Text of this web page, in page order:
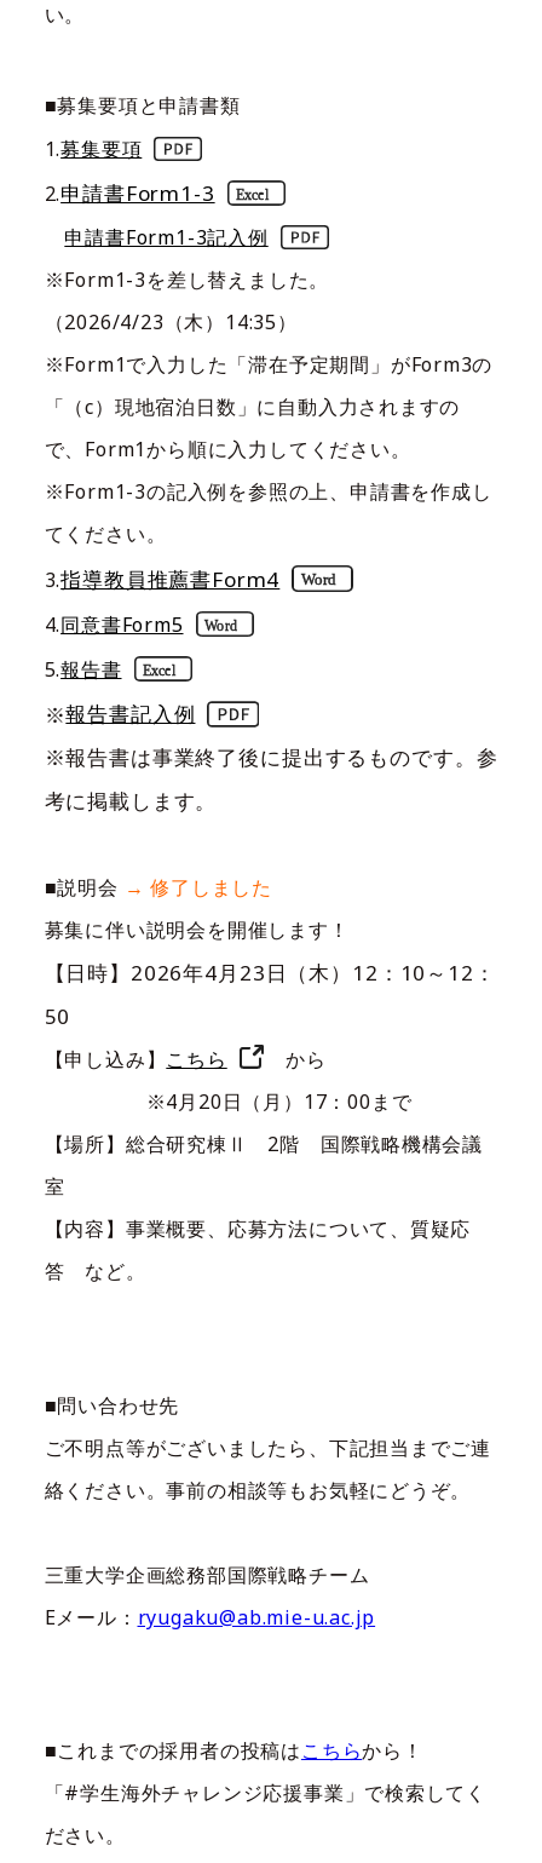
い。
■募集要項と申請書類
1.募集要項
2.申請書Form1-3
申請書Form1-3記入例
※Form1-3を差し替えました。
（2026/4/23（木）14:35）
※Form1で入力した「滞在予定期間」がForm3の
「（c）現地宿泊日数」に自動入力されますの
で、Form1から順に入力してください。
※Form1-3の記入例を参照の上、申請書を作成し
てください。
3.指導教員推薦書Form4
4.同意書Form5
5.報告書
※報告書記入例
※報告書は事業終了後に提出するものです。参
考に掲載します。
■説明会 → 修了しました
募集に伴い説明会を開催します！
【日時】2026年4月23日（木）12：10～12：
50
【申し込み】 こちら
から
※4月20日（月）17：00まで
【場所】総合研究棟Ⅱ 2階 国際戦略機構会議
室
【内容】事業概要、応募方法について、質疑応
答 など。
■問い合わせ先
ご不明点等がございましたら、下記担当までご連
絡ください。事前の相談等もお気軽にどうぞ。
三重大学企画総務部国際戦略チーム
Eメール： ryugaku@ab.mie-u.ac.jp
■これまでの採用者の投稿はこちらから！
「#学生海外チャレンジ応援事業」で検索してく
ださい。